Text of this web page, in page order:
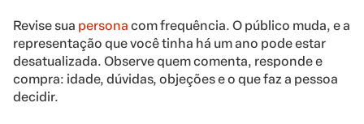
Revise sua persona com frequência. O público muda, e a
representação que você tinha há um ano pode estar
desatualizada. Observe quem comenta, responde e
compra: idade, dúvidas, objeções e o que faz a pessoa
decidir.